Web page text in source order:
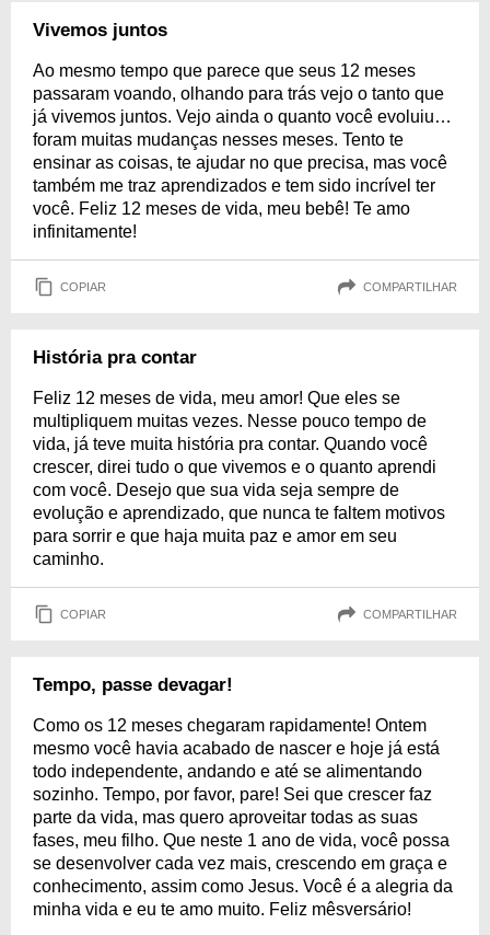
Vivemos juntos
Ao mesmo tempo que parece que seus 12 meses
passaram voando, olhando para trás vejo o tanto que
já vivemos juntos. Vejo ainda o quanto você evoluiu…
foram muitas mudanças nesses meses. Tento te
ensinar as coisas, te ajudar no que precisa, mas você
também me traz aprendizados e tem sido incrível ter
você. Feliz 12 meses de vida, meu bebê! Te amo
infinitamente!
COPIAR COMPARTILHAR
História pra contar
Feliz 12 meses de vida, meu amor! Que eles se
multipliquem muitas vezes. Nesse pouco tempo de
vida, já teve muita história pra contar. Quando você
crescer, direi tudo o que vivemos e o quanto aprendi
com você. Desejo que sua vida seja sempre de
evolução e aprendizado, que nunca te faltem motivos
para sorrir e que haja muita paz e amor em seu
caminho.
COPIAR COMPARTILHAR
Tempo, passe devagar!
Como os 12 meses chegaram rapidamente! Ontem
mesmo você havia acabado de nascer e hoje já está
todo independente, andando e até se alimentando
sozinho. Tempo, por favor, pare! Sei que crescer faz
parte da vida, mas quero aproveitar todas as suas
fases, meu filho. Que neste 1 ano de vida, você possa
se desenvolver cada vez mais, crescendo em graça e
conhecimento, assim como Jesus. Você é a alegria da
minha vida e eu te amo muito. Feliz mêsversário!